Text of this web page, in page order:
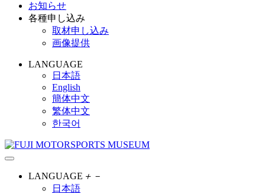
お知らせ
各種申し込み
取材申し込み
画像提供
LANGUAGE
日本語
English
簡体中文
繁体中文
한국어
LANGUAGE ＋ －
日本語